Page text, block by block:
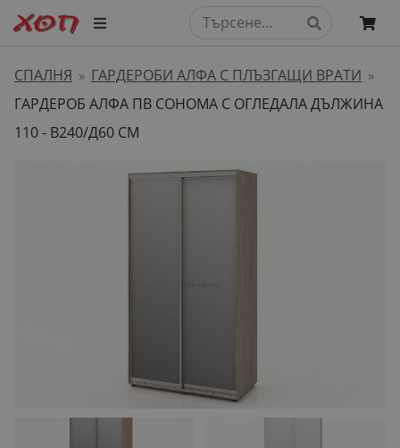
СПАЛНЯ » ГАРДЕРОБИ АЛФА С ПЛЪЗГАЩИ ВРАТИ »
ГАРДЕРОБ АЛФА ПВ СОНОМА С ОГЛЕДАЛА ДЪЛЖИНА
110 - В240/Д60 СМ